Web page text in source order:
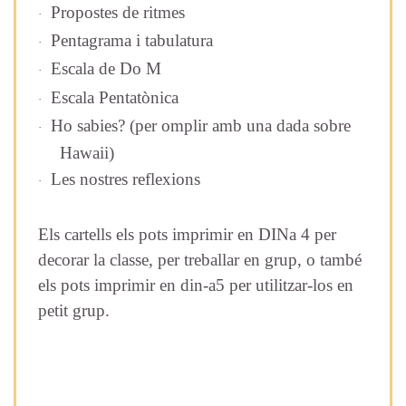
· Propostes de ritmes
· Pentagrama i tabulatura
· Escala de Do M
· Escala Pentatònica
·
Ho sabies? (per omplir amb una dada sobre
Hawaii)
· Les nostres reflexions
Els cartells els pots imprimir en DINa 4 per
decorar la classe, per treballar en grup, o també
els pots imprimir en din-a5 per utilitzar-los en
petit grup.